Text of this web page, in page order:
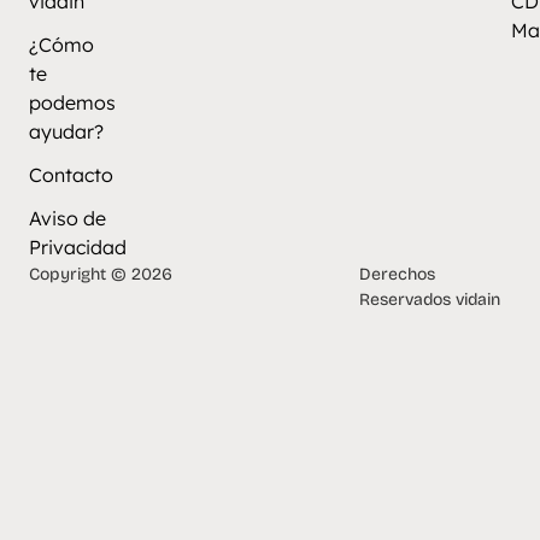
¿Cómo
te
podemos
ayudar?
Contacto
Aviso de
Privacidad
Copyright © 2026
Derechos
Reservados vidain